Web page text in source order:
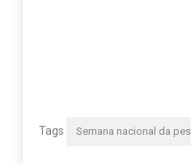
Tags Semana nacional da